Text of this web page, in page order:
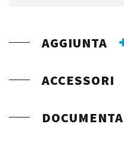
AGGIUNTA
ACCESSORI